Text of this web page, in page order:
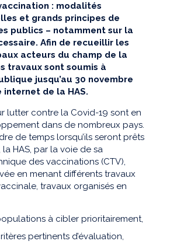
: modalités
et grands principes de
publics – notamment sur la
Afin de recueillir les
acteurs du champ de la
travaux sont soumis à
jusqu’au 30 novembre
internet de la HAS.
lutter contre la Covid-19 sont en
dans de nombreux pays.
de temps lorsqu’ils seront prêts
HAS, par la voie de sa
des vaccinations (CTV),
en menant différents travaux
travaux organisés en
à cibler prioritairement,
pertinents d’évaluation,